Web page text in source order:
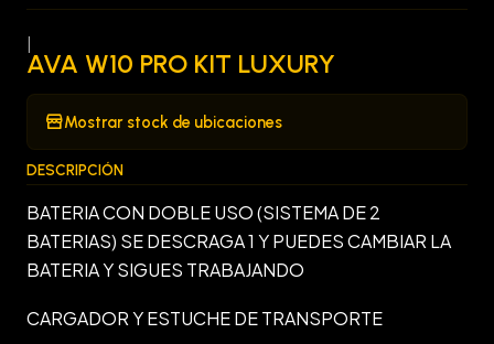
AVA W10 PRO KIT LUXURY
Mostrar stock de ubicaciones
DESCRIPCIÓN
BATERIA CON DOBLE USO (SISTEMA DE 2
BATERIAS) SE DESCRAGA 1 Y PUEDES CAMBIAR LA
BATERIA Y SIGUES TRABAJANDO
CARGADOR Y ESTUCHE DE TRANSPORTE